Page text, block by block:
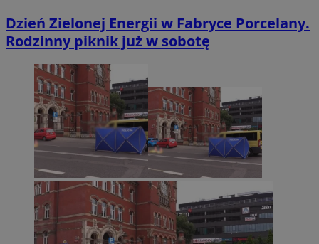
Dzień Zielonej Energii w Fabryce Porcelany.
Rodzinny piknik już w sobotę